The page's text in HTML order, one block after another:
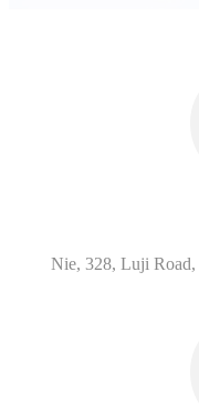
Nie, 328, Luji Road,